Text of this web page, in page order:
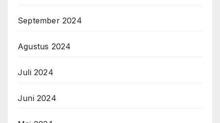
September 2024
Agustus 2024
Juli 2024
Juni 2024